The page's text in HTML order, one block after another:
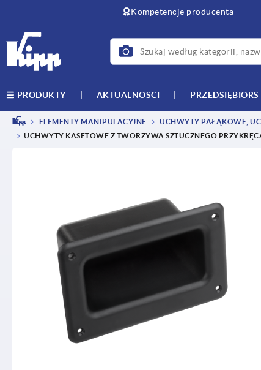
Kompetencje producenta
PRODUKTY AKTUALNOŚCI
ELEMENTY MANIPULACYJNE UCHWYTY PAŁĄKOWE,
UCHWYTY KASETOWE Z TWORZYWA SZTUCZNEGO